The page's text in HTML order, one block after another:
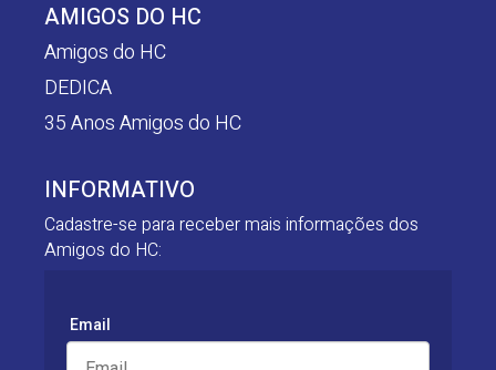
AMIGOS DO HC
Amigos do HC
DEDICA
35 Anos Amigos do HC
INFORMATIVO
Cadastre-se para receber mais informações dos
Amigos do HC:
Email